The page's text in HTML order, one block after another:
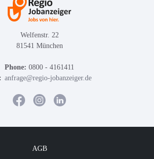
Welfenstr. 22
81541 München
Phone: 0800 - 4161411
anfrage@regio-jobanzeiger.de
AGB